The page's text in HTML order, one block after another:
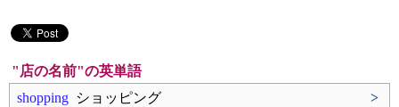
"店の名前"の英単語
shopping ショッピング
>